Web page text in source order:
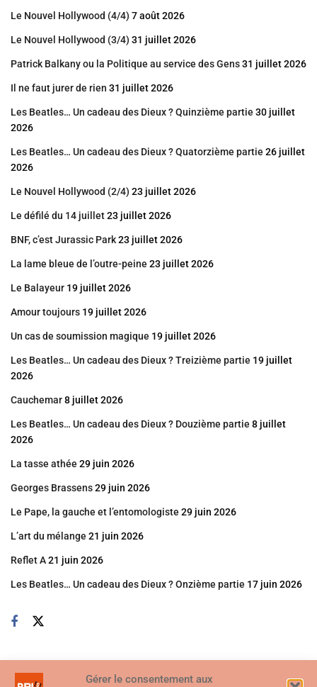
Gérer le consentement aux
Le Nouvel Hollywood (4/4) 7 août 2026
Le Nouvel Hollywood (3/4) 31 juillet 2026
Patrick Balkany ou la Politique au service des Gens31 juillet 2026
Il ne faut jurer de rien 31 juillet 2026
Les Beatles… Un cadeau des Dieux ? Quinzième partie 30 juillet
2026
Les Beatles… Un cadeau des Dieux ? Quatorzième partie 26 juillet
2026
Le Nouvel Hollywood (2/4) 23 juillet 2026
Le défilé du 14 juillet23 juillet 2026
BNF, c’est Jurassic Park23 juillet 2026
La lame bleue de l’outre-peine 23 juillet 2026
Le Balayeur 19 juillet 2026
Amour toujours 19 juillet 2026
Un cas de soumission magique 19 juillet 2026
Les Beatles… Un cadeau des Dieux ? Treizième partie 19 juillet
2026
Cauchemar8 juillet 2026
Les Beatles… Un cadeau des Dieux ? Douzième partie 8 juillet
2026
La tasse athée 29 juin 2026
Georges Brassens29 juin 2026
Le Pape, la gauche et l’entomologiste 29 juin 2026
L’art du mélange 21 juin 2026
Reflet A21 juin 2026
Les Beatles… Un cadeau des Dieux ? Onzième partie 17 juin 2026